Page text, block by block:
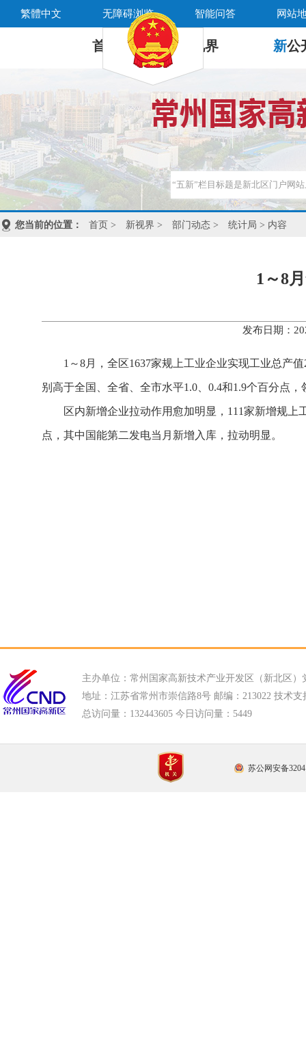
繁體中文 无障碍浏览 智能问答 网站
首 页 新 视界 新公
您当前的位置： 首页 > 新视界 > 部门动态 > 统计局 > 内容
1～8
发布日期：
1～8月，全区1637家规上工业企业实现工业总产
别高于全国、全省、全市水平1.0、0.4和1.9个百分点
区内新增企业拉动作用愈加明显，111家新增规上
点，其中国能第二发电当月新增入库，拉动明显。
主办单位：常州国家高新技术产业开发区（新北区）
地址：江苏省常州市崇信路8号 邮编：213022 技术支
总访问量： 132443605 今日访问量： 5449
苏公网安备